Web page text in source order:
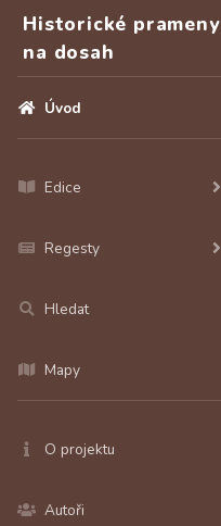
Historické prameny
na dosah
Úvod
Edice
Regesty
Hledat
Mapy
O projektu
Autoři